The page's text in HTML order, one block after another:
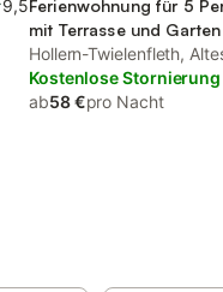
9,5Ferienwohnung für 5
mit Terrasse und Garten
Hollern-Twielenfleth,
Kostenlose Stornierung
ab58 €pro Nacht